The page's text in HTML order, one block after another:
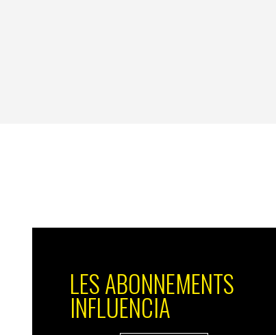
LES ABONNEMENTS
INFLUENCIA